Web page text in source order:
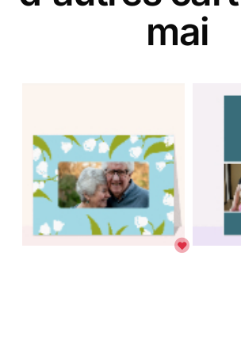
mai